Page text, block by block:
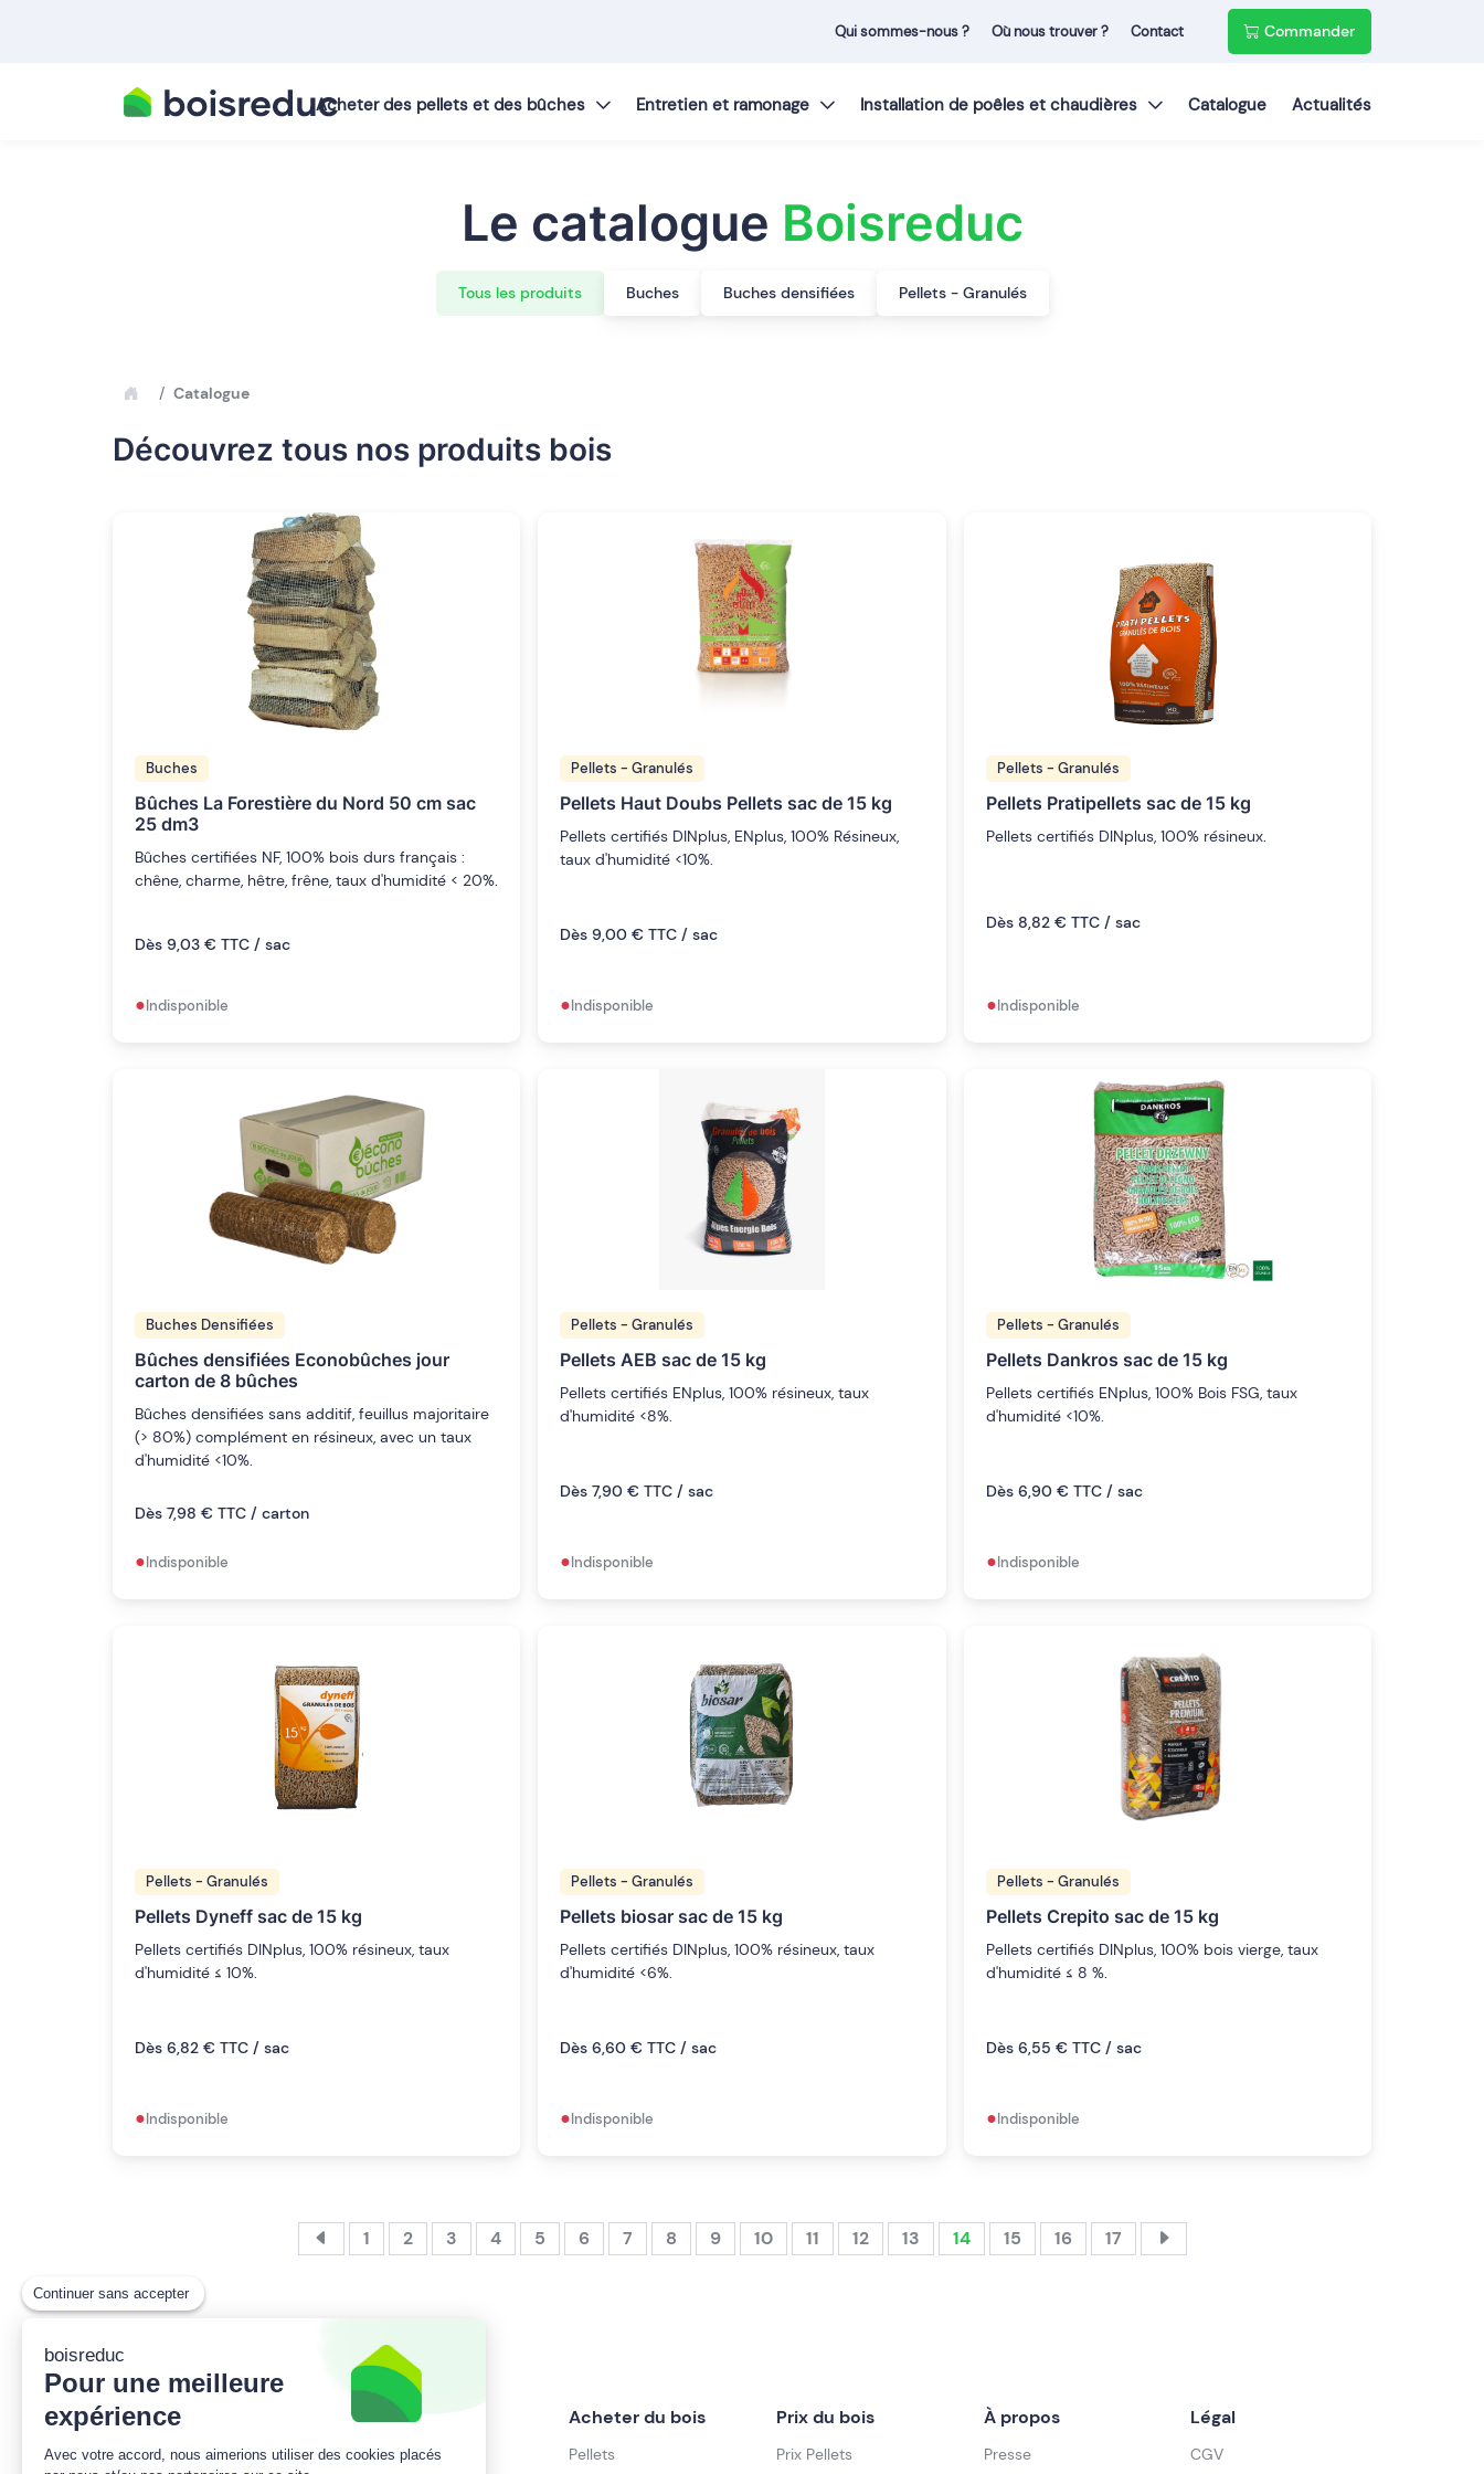
Continuer sans accepter
boisreduc
Pour une meilleure
expérience
Avec votre accord, nous aimerions utiliser des cookies placés
Acheter des pellets et des bûches Entretien et ramonage Installation de poêles et chaudières Catalogue Actualités
Qui sommes-nous ? Où nous trouver ? Contact Commander
Le catalogue Boisreduc
Tous les produits Buches Buches densifiées Pellets - Granulés
Catalogue
Découvrez tous nos produits bois
Buches
Bûches La Forestière du Nord 50 cm sac
25 dm3
Bûches certifiées NF, 100% bois durs français :
chêne, charme, hêtre, frêne, taux d'humidité < 20%.
Dès 9,03 € TTC / sac
•Indisponible
Pellets - Granulés
Pellets Haut Doubs Pellets sac de 15 kg
Pellets certifiés DINplus, ENplus, 100% Résineux,
taux d'humidité <10%.
Dès 9,00 € TTC / sac
•Indisponible
Pellets - Granulés
Pellets Pratipellets sac de 15 kg
Pellets certifiés DINplus, 100% résineux.
Dès 8,82 € TTC / sac
•Indisponible
Buches Densifiées
Bûches densifiées Econobûches jour
carton de 8 bûches
Bûches densifiées sans additif, feuillus majoritaire
(> 80%) complément en résineux, avec un taux
d'humidité <10%.
Dès 7,98 € TTC / carton
•Indisponible
Pellets - Granulés
Pellets AEB sac de 15 kg
Pellets certifiés ENplus, 100% résineux, taux
d'humidité <8%.
Dès 7,90 € TTC / sac
•Indisponible
Pellets - Granulés
Pellets Dankros sac de 15 kg
Pellets certifiés ENplus, 100% Bois FSG, taux
d'humidité <10%.
Dès 6,90 € TTC / sac
•Indisponible
Pellets - Granulés
Pellets Dyneff sac de 15 kg
Pellets certifiés DINplus, 100% résineux, taux
d'humidité ≤ 10%.
Dès 6,82 € TTC / sac
•Indisponible
Pellets - Granulés
Pellets biosar sac de 15 kg
Pellets certifiés DINplus, 100% résineux, taux
d'humidité <6%.
Dès 6,60 € TTC / sac
•Indisponible
Pellets - Granulés
Pellets Crepito sac de 15 kg
Pellets certifiés DINplus, 100% bois vierge, taux
d'humidité ≤ 8 %.
Dès 6,55 € TTC / sac
•Indisponible
1 2 3 4 5 6 7 8 9 10 11 12 13 14 15 16 17
Partout en France, un large choix de bois
de chauffage de qualité livré par des
Acheter du bois
Pellets
Prix du bois
Prix Pellets
À propos
Presse
Légal
CGV